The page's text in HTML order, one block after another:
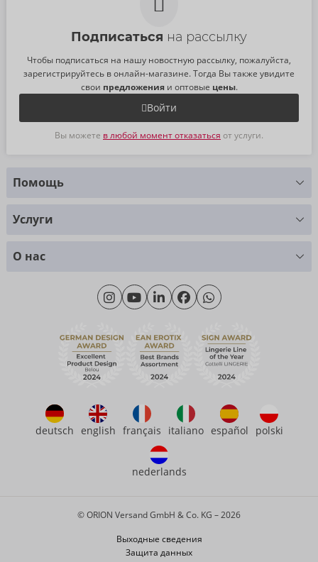
Подписаться на рассылку
Чтобы подписаться на нашу новостную рассылку, пожалуйста,
зарегистрируйтесь в онлайн-магазине. Тогда Вы также увидите
свои предложенияи оптовые цены.
Войти
Вы можете в любой момент отказаться от услуги.
Помощь
Monday - Thursday: 09:00am - 04:00pm
Friday: 09:00am - 3:00pm (CET/CEST)
Контакт
Часто задаваемые вопросы (ЧаВо)
Услуги
О нас
О нас
Продолжительность
eroFame
deutsch english français italiano español polski
nederlands
Выходные сведения
Защита данных
© ORION Versand GmbH & Co. KG – 2026